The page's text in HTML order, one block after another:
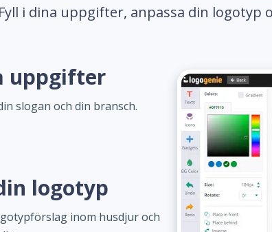
Fyll i dina uppgifter, anpassa din logotyp
uppgifter
slogan och din bransch.
logotyp
inom husdjur och